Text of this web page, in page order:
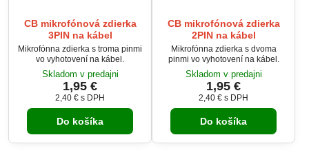
CB mikrofónová zdierka
3PIN na kábel
Mikrofónna zdierka s troma pinmi
vo vyhotovení na kábel.
Skladom v predajni
1,95 €
2,40 € s DPH
Do košíka
CB mikrofónová zdierka
2PIN na kábel
Mikrofónna zdierka s dvoma
pinmi vo vyhotovení na kábel.
Skladom v predajni
1,95 €
2,40 € s DPH
Do košíka